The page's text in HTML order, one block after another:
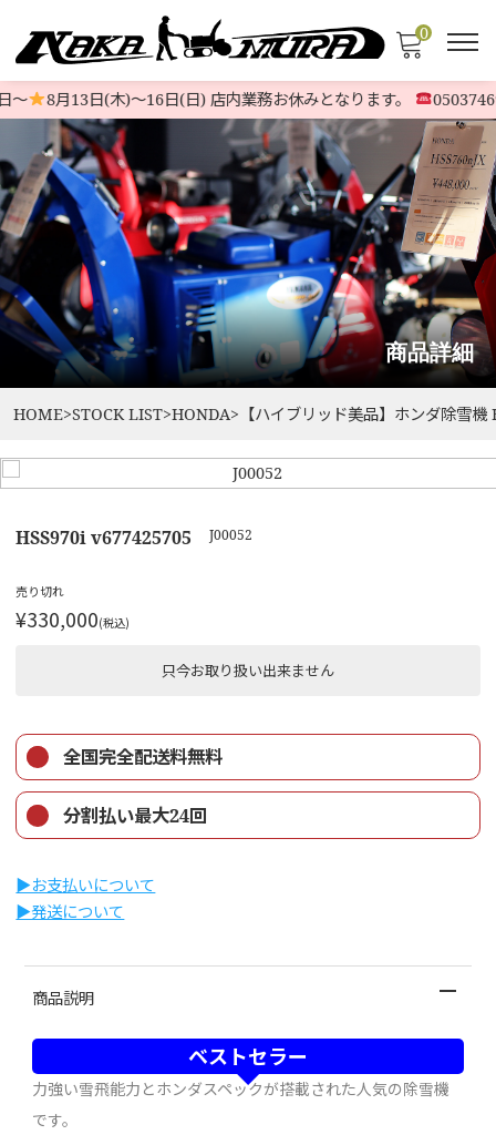
商品詳細
HOME>STOCK LIST>HONDA> 【ハイブリッド美品】ホンダ除雪
0
8月13日(木)〜16日(日) 店内業務お休みとなります。
HSS970i v677425705 J00052
売り切れ
¥330,000(税込)
只今お取り扱い出来ません
全国完全配送料無料
分割払い最大24回
▶︎お支払いについて
▶︎発送について
商品説明
ベストセラー
力強い雪飛能力とホンダスペックが搭載された人気の除雪機
です。